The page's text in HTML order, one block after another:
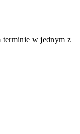
terminie w jednym z